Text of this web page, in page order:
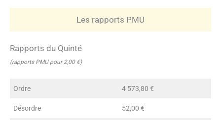
Les rapports PMU
Rapports du Quinté
(rapports PMU pour 2,00 €)
Ordre 4 573,80 €
Désordre 52,00 €